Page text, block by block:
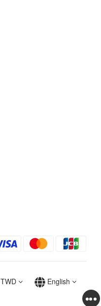
TWD English